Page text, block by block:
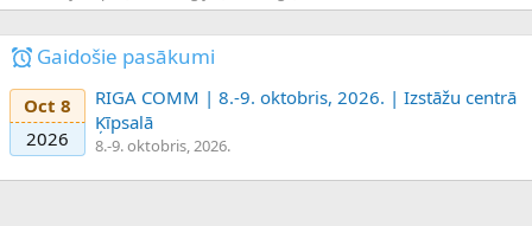
Gaidošie pasākumi
Oct 8
2026
RIGA COMM | 8.-9. oktobris, 2026. | Izstāžu centrā
Ķīpsalā
8.-9. oktobris, 2026.